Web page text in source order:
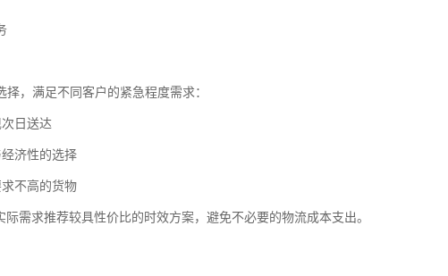
，满足不同客户的紧急程度需求：
日送达
济性的选择
不高的货物
需求推荐较具性价比的时效方案，避免不必要的物流成本支出。